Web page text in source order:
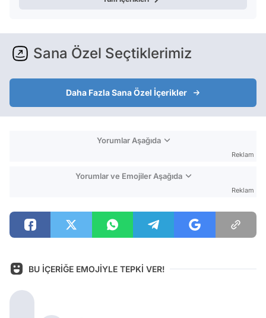
Sana Özel Seçtiklerimiz
Daha Fazla Sana Özel İçerikler
Yorumlar Aşağıda
Reklam
Yorumlar ve Emojiler Aşağıda
Reklam
BU İÇERİĞE EMOJİYLE TEPKİ VER!